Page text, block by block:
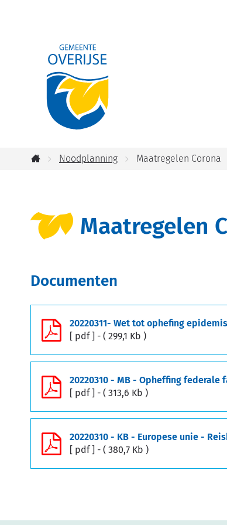
Overijse
Noodplanning Maatregelen Corona
Maatregelen
Documenten
20220311- Wet tot ophefing
pdf
299,1 Kb
20220310 - MB - Opheffing federale
pdf
313,6 Kb
20220310 - KB - Europese unie -
pdf
380,7 Kb